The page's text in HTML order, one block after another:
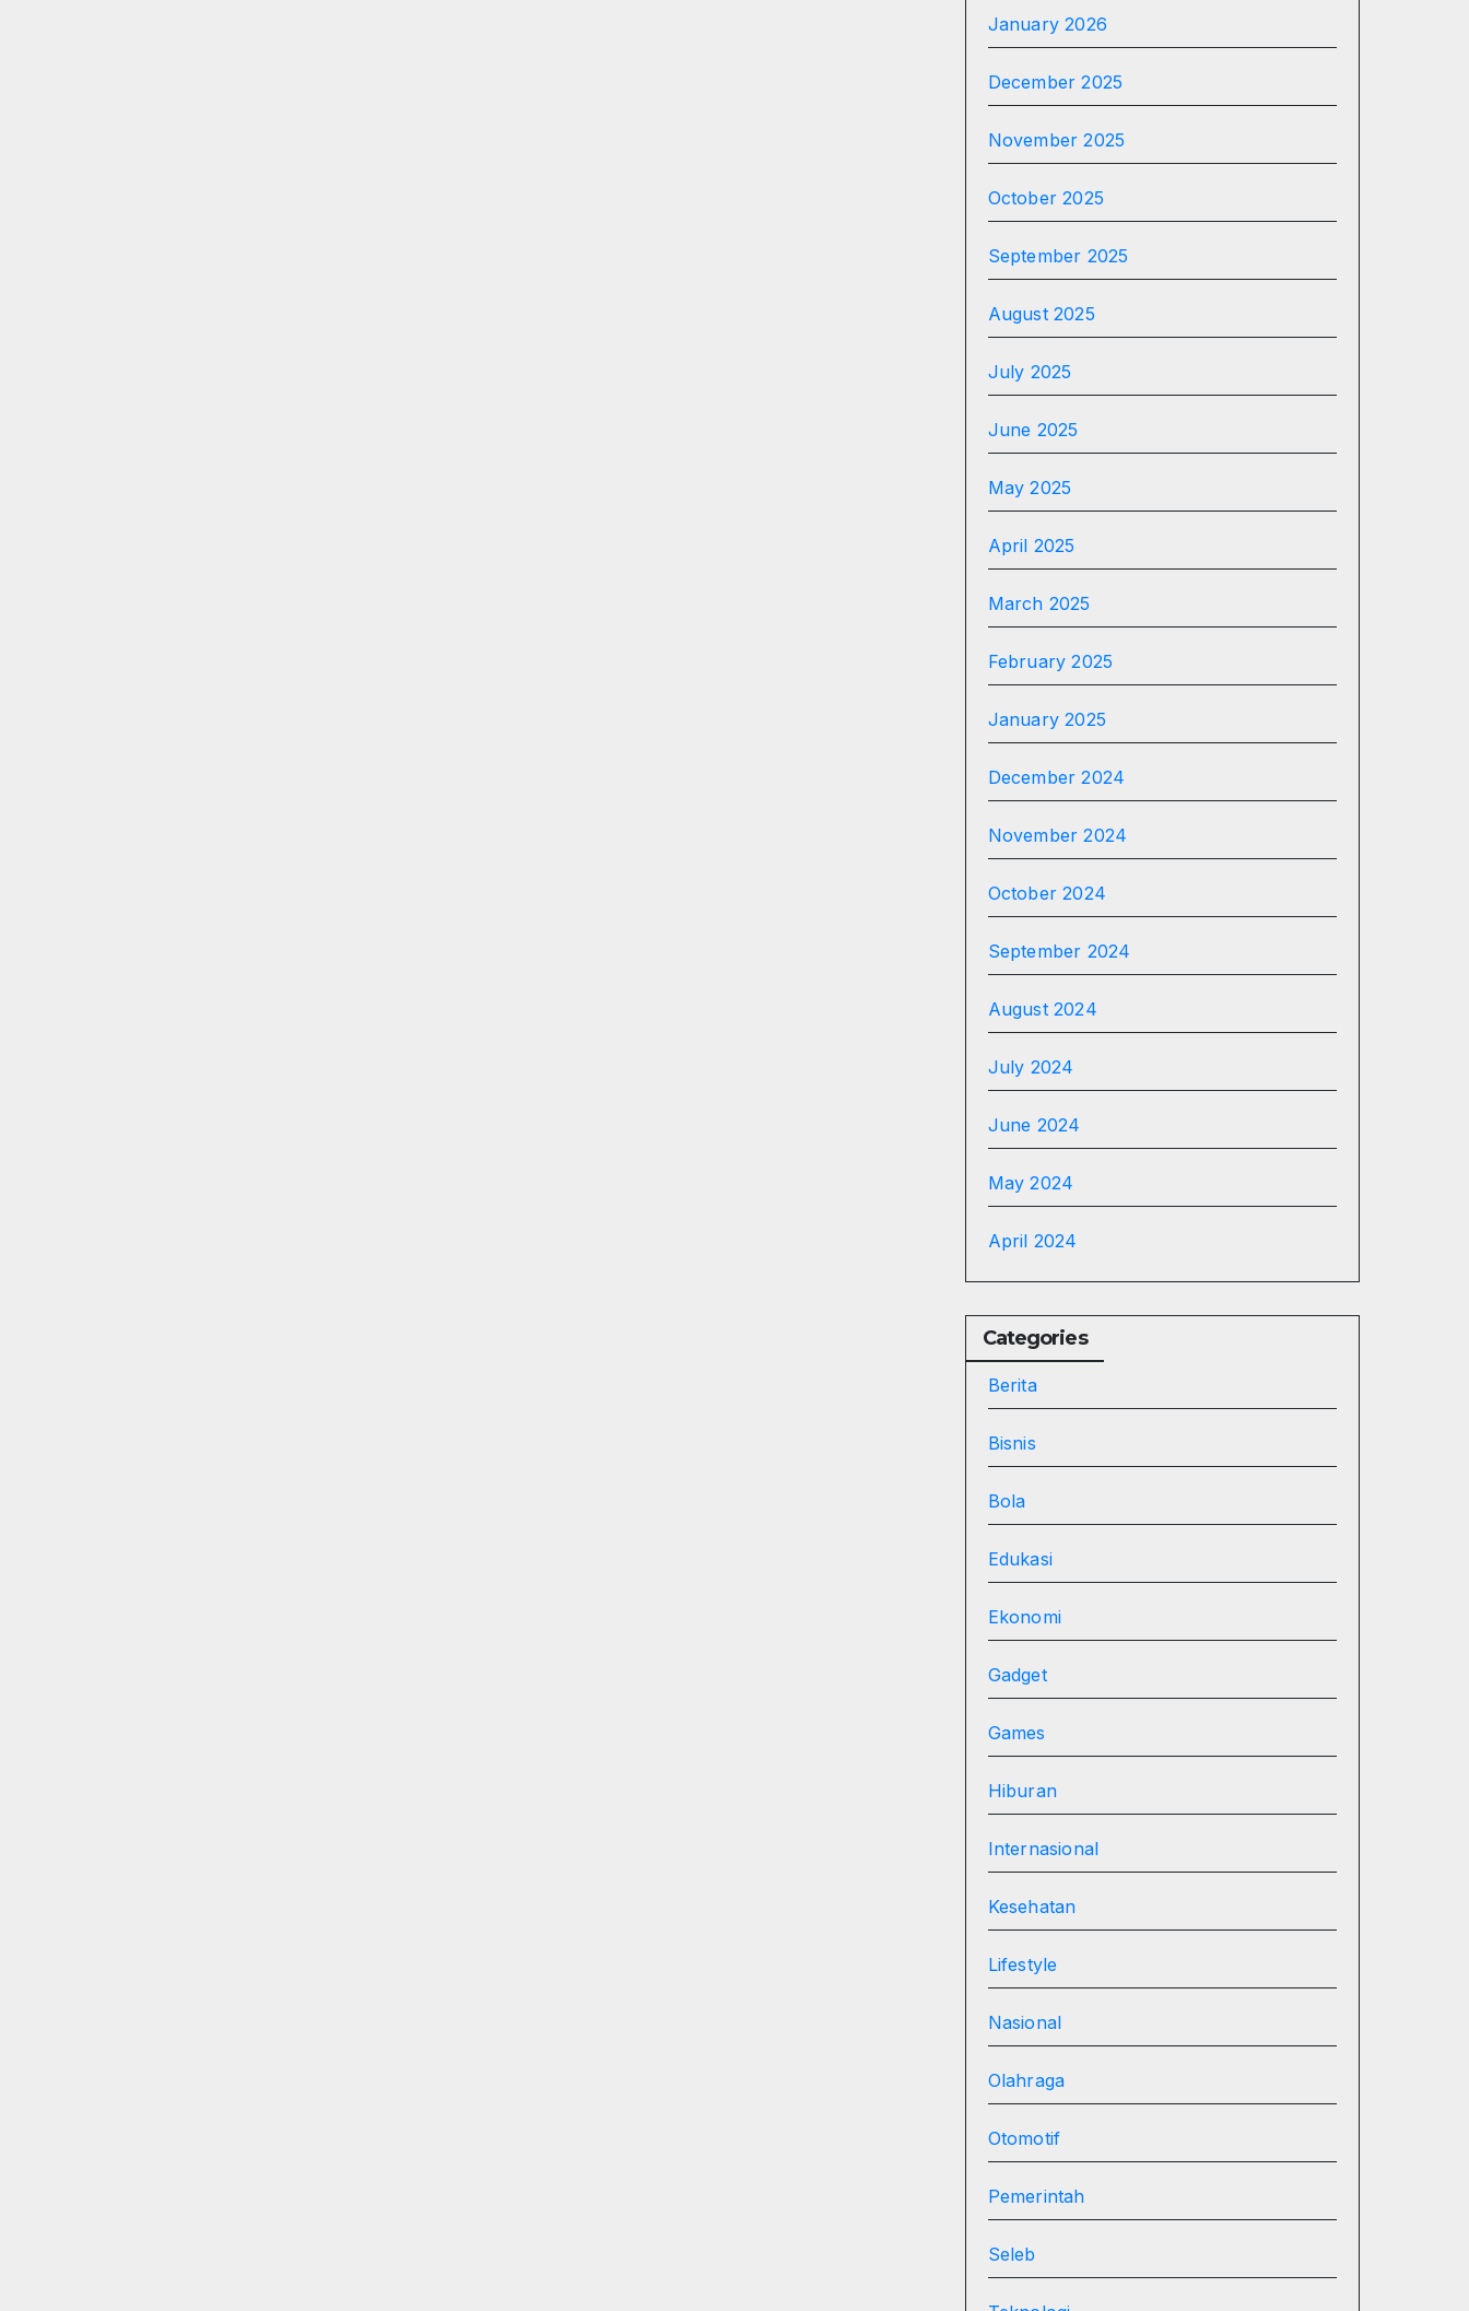
January 2026
December 2025
November 2025
October 2025
September 2025
August 2025
July 2025
June 2025
May 2025
April 2025
March 2025
February 2025
January 2025
December 2024
November 2024
October 2024
September 2024
August 2024
July 2024
June 2024
May 2024
April 2024
Categories
Berita
Bisnis
Bola
Edukasi
Ekonomi
Gadget
Games
Hiburan
Internasional
Kesehatan
Lifestyle
Nasional
Olahraga
Otomotif
Pemerintah
Seleb